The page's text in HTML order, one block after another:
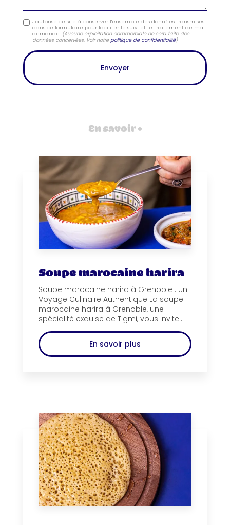
J'autorise ce site à conserver l'ensemble des données transmises
dans ce formulaire pour faciliter le suivi et le traitement de ma
demande. (Aucune exploitation commerciale ne sera faite des
données concervées. Voir notrepolitique de confidentialité)
En savoir +
Soupe marocaine harira
Soupe marocaine harira à Grenoble : Un
Voyage Culinaire Authentique La soupe
marocaine harira à Grenoble, une
spécialité exquise de Tigmi, vous invite...
En savoir plus